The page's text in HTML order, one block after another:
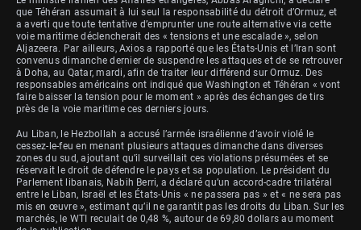
que Téhéran assumait à lui seul la responsabilité du détroit d’Ormuz, et
a averti que toute tentative d’emprunter une route alternative via cette
voie maritime déclencherait des « tensions et une escalade », selon
Aljazeera. Par ailleurs, Axios a rapporté que les États-Unis et l’Iran sont
convenus dimanche dernier de suspendre les attaques et de se retrouver
à Doha, au Qatar, mardi, afin de traiter leur différend sur Ormuz. Des
responsables américains ont indiqué que Washington et Téhéran « vont
faire baisser la tension pour le moment » après des échanges de tirs
près de la voie maritime ces derniers jours.
Au Liban, le Hezbollah a accusé l’armée israélienne d’avoir violé le
cessez-le-feu en menant plusieurs attaques dimanche dans diverses
zones du sud, ajoutant qu’il surveillait ces violations présumées et se
réservait le droit de défendre le pays et sa population. Le président du
Parlement libanais, Nabih Berri, a déclaré qu’un accord-cadre trilatéral
entre le Liban, Israël et les États-Unis « ne passera pas » et « ne sera pas
mis en œuvre », estimant qu’il ne garantit pas les droits du Liban. Sur les
marchés, le WTI reculait de 0,48 %, autour de 69,80 dollars au moment